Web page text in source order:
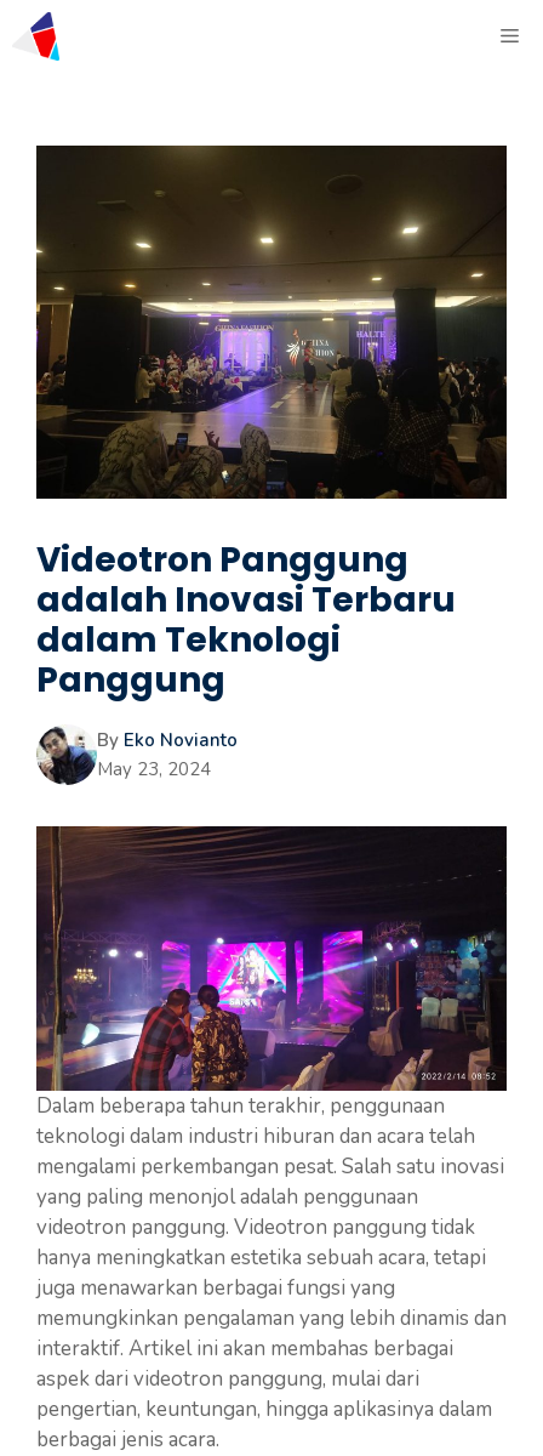
Videotron Panggung
adalah Inovasi Terbaru
dalam Teknologi
Panggung
By Eko Novianto
May 23, 2024
Dalam beberapa tahun terakhir, penggunaan
teknologi dalam industri hiburan dan acara telah
mengalami perkembangan pesat. Salah satu inovasi
yang paling menonjol adalah penggunaan
videotron panggung. Videotron panggung tidak
hanya meningkatkan estetika sebuah acara, tetapi
juga menawarkan berbagai fungsi yang
memungkinkan pengalaman yang lebih dinamis dan
interaktif. Artikel ini akan membahas berbagai
aspek dari videotron panggung, mulai dari
pengertian, keuntungan, hingga aplikasinya dalam
berbagai jenis acara.